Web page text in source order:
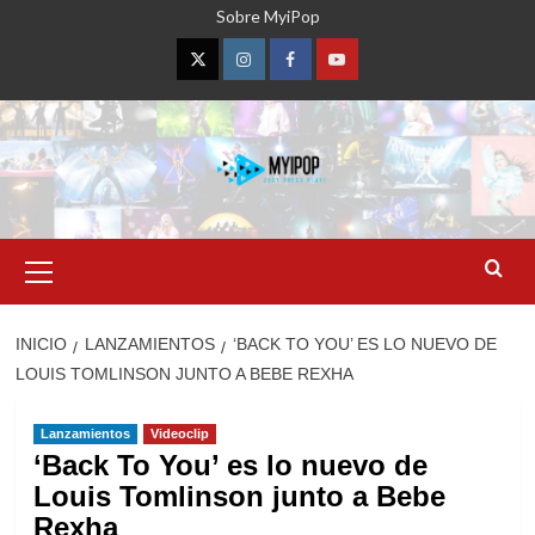
Sobre MyiPop
TwitterInstagramFacebookYouTube
primario
INICIO LANZAMIENTOS
‘BACK TO YOU’ ES LO NUEVO DE
LOUIS TOMLINSON JUNTO A BEBE REXHA
Lanzamientos Videoclip
‘Back To You’ es lo nuevo de
Louis Tomlinson junto a Bebe
Rexha